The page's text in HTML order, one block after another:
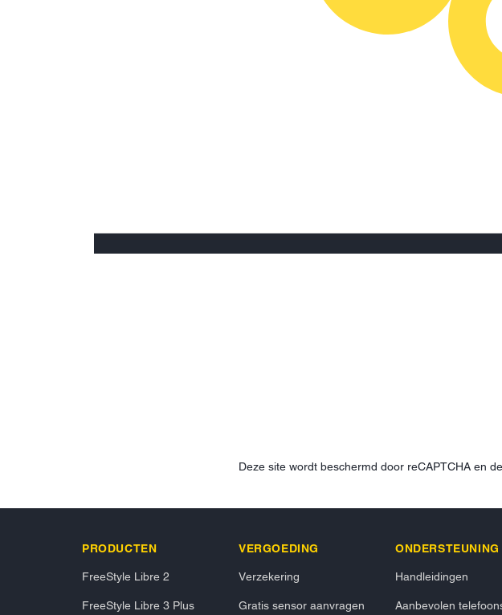
Deze site wordt beschermd door reCAPTCHA en
PRODUCTEN
FreeStyle Libre 2
FreeStyle Libre 3 Plus
VERGOEDING
Verzekering
Gratis sensor aanvragen
ONDERSTEUNING
Handleidingen
Aanbevolen